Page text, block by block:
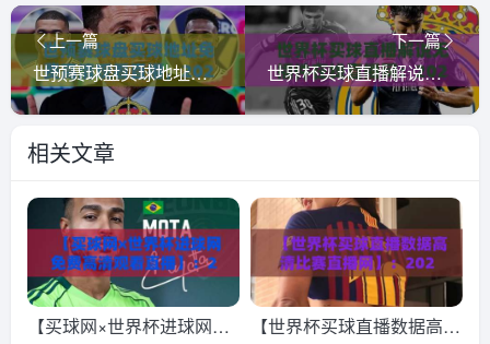
上一篇
世预赛球盘买球地址免费高清观看直播，2026年最全观赛指南来了！
下一篇
世界杯买球直播解说无插件在线直播网：2026观赛新选择，懂的自然懂！
相关文章
【买球网×世界杯进球网免
【世界杯买球直播数据高清